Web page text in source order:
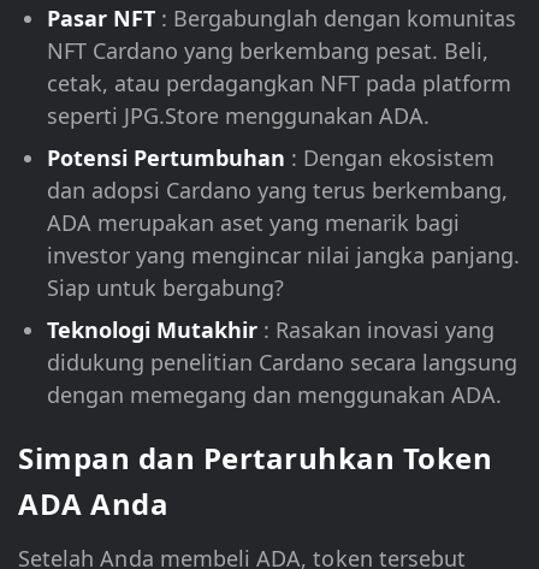
Pasar NFT : Bergabunglah dengan komunitas
NFT Cardano yang berkembang pesat. Beli,
cetak, atau perdagangkan NFT pada platform
seperti JPG.Store menggunakan ADA.
Potensi Pertumbuhan : Dengan ekosistem
dan adopsi Cardano yang terus berkembang,
ADA merupakan aset yang menarik bagi
investor yang mengincar nilai jangka panjang.
Siap untuk bergabung?
Teknologi Mutakhir : Rasakan inovasi yang
didukung penelitian Cardano secara langsung
dengan memegang dan menggunakan ADA.
Simpan dan Pertaruhkan Token
ADA Anda
Setelah Anda membeli ADA, token tersebut